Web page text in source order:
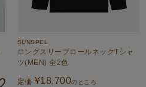
SUNSPEL
ロングスリーブロールネックTシャ
ツ(MEN) 全2色
定価 ¥18,700のところ